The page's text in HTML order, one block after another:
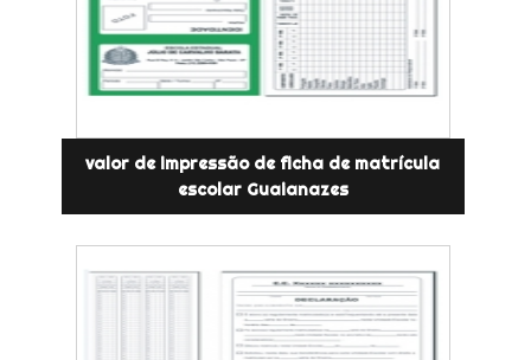
valor de impressão de ficha de matrícula
escolar Guaianazes